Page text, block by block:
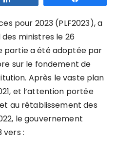
pour 2023 (PLF2023), a
ministres le 26
partie a été adoptée par
sur le fondement de
Après le vaste plan
et l’attention portée
au rétablissement des
le gouvernement
vers :